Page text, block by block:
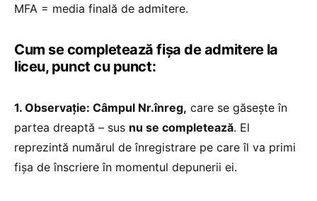
MFA = media finală de admitere.
Cum se completează fișa de admitere la
liceu, punct cu punct:
1. Observație: Câmpul Nr.înreg, care se găseşte în
partea dreaptă – sus nu se completează. El
reprezintă numărul de înregistrare pe care îl va primi
fişa de înscriere în momentul depunerii ei.